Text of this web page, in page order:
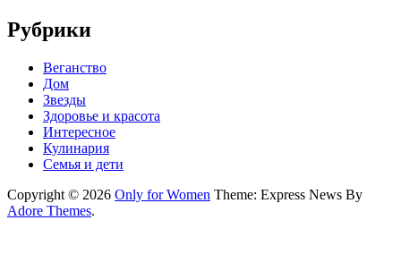
Рубрики
Веганство
Дом
Звезды
Здоровье и красота
Интересное
Кулинария
Семья и дети
Copyright © 2026 Only for Women Theme: Express News By
Adore Themes.